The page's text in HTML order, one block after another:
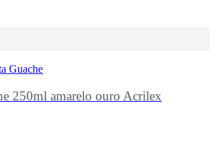
Guache
250ml amarelo ouro Acrilex